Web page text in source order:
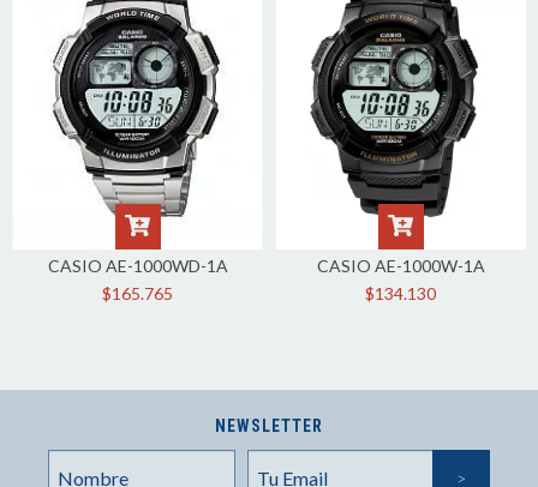
CASIO AE-1000WD-1A
$165.765
CASIO AE-1000W-1A
$134.130
NEWSLETTER